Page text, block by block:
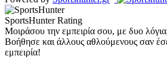
SportsHunter Rating
Μοιράσου την εμπειρία σου, με δυο
Βοήθησε και άλλους αθλούμενους σαν
εμπειρία!